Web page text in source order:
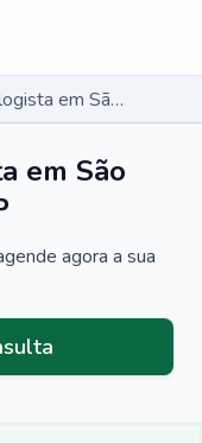
Gastroenterologista em São Simão - SP
em São
agora a sua